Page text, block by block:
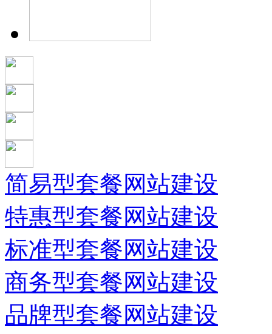
简易型套餐网站建设
特惠型套餐网站建设
标准型套餐网站建设
商务型套餐网站建设
品牌型套餐网站建设